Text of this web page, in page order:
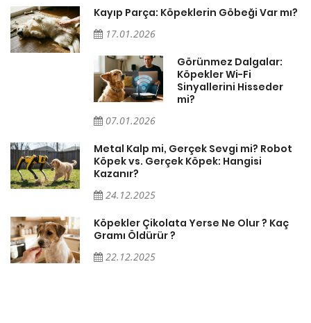
Kayıp Parça: Köpeklerin Göbeği Var mı?
17.01.2026
Görünmez Dalgalar:
Köpekler Wi-Fi
Sinyallerini Hisseder
mi?
07.01.2026
Metal Kalp mi, Gerçek Sevgi mi? Robot
Köpek vs. Gerçek Köpek: Hangisi
Kazanır?
24.12.2025
Köpekler Çikolata Yerse Ne Olur ? Kaç
Gramı Öldürür ?
22.12.2025